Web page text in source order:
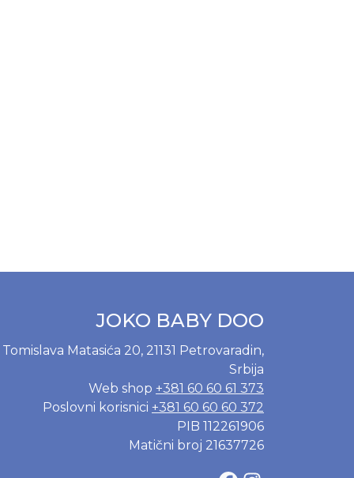
JOKO BABY DOO
Tomislava Matasića 20, 21131 Petrovaradin,
Srbija
Web shop +381 60 60 61 373
Poslovni korisnici +381 60 60 60 372
PIB 112261906
Matični broj 21637726